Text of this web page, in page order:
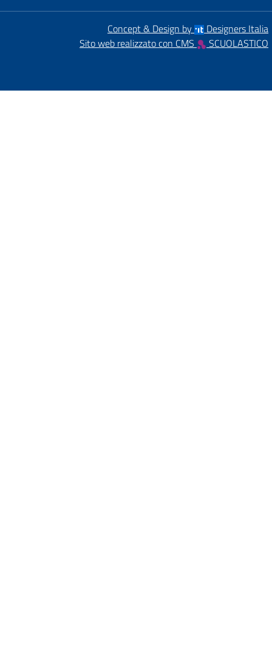
Concept & Design by
Designers Italia
Sito web realizzato con CMS
SCUOLASTICO